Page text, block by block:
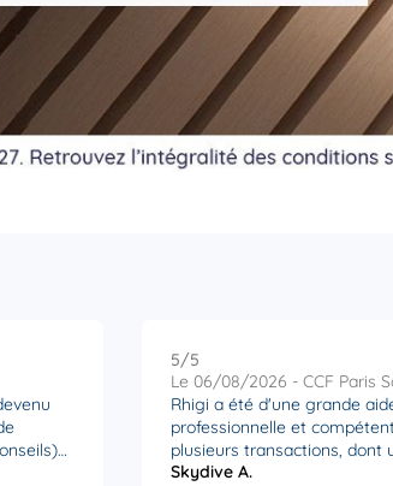
5/5
Le 06/08/2026 - CCF Paris
Rhigi a été d'une grande
professionnelle et
plusieurs transactions, dont
satisfait. Merci Agence St
Skydive A.